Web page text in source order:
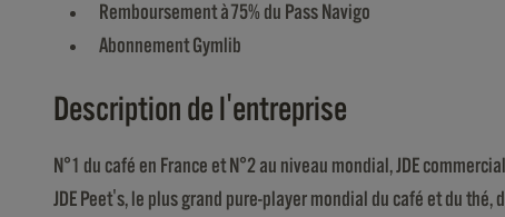
Remboursement à 75% du Pass Navigo
Abonnement Gymlib
Description de l'entreprise
N°1 du café en France et N°2 au niveau mondial, JDE
JDE Peet's, le plus grand pure-player mondial du café et du